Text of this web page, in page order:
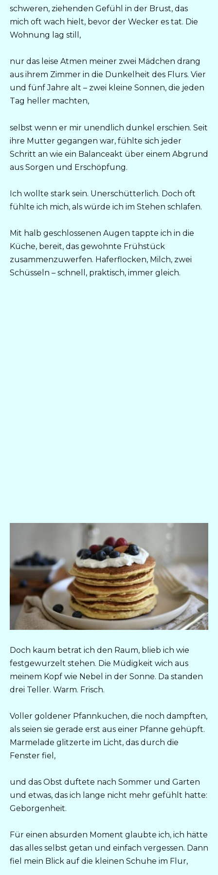
schweren, ziehenden Gefühl in der Brust, das
mich oft wach hielt, bevor der Wecker es tat. Die
Wohnung lag still,
nur das leise Atmen meiner zwei Mädchen drang
aus ihrem Zimmer in die Dunkelheit des Flurs. Vier
und fünf Jahre alt – zwei kleine Sonnen, die jeden
Tag heller machten,
selbst wenn er mir unendlich dunkel erschien. Seit
ihre Mutter gegangen war, fühlte sich jeder
Schritt an wie ein Balanceakt über einem Abgrund
aus Sorgen und Erschöpfung.
Ich wollte stark sein. Unerschütterlich. Doch oft
fühlte ich mich, als würde ich im Stehen schlafen.
Mit halb geschlossenen Augen tappte ich in die
Küche, bereit, das gewohnte Frühstück
zusammenzuwerfen. Haferflocken, Milch, zwei
Schüsseln – schnell, praktisch, immer gleich.
Doch kaum betrat ich den Raum, blieb ich wie
festgewurzelt stehen. Die Müdigkeit wich aus
meinem Kopf wie Nebel in der Sonne. Da standen
drei Teller. Warm. Frisch.
Voller goldener Pfannkuchen, die noch dampften,
als seien sie gerade erst aus einer Pfanne gehüpft.
Marmelade glitzerte im Licht, das durch die
Fenster fiel,
und das Obst duftete nach Sommer und Garten
und etwas, das ich lange nicht mehr gefühlt hatte:
Geborgenheit.
Für einen absurden Moment glaubte ich, ich hätte
das alles selbst getan und einfach vergessen. Dann
fiel mein Blick auf die kleinen Schuhe im Flur,